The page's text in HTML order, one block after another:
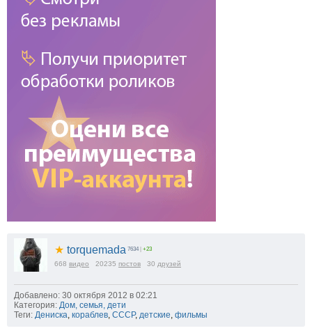
★ torquemada 7634 | +23
668 видео 20235 постов 30 друзей
Добавлено: 30 октября 2012 в 02:21
Категория: Дом, семья, дети
Теги: Дениска, кораблев, СССР, детские, фильмы